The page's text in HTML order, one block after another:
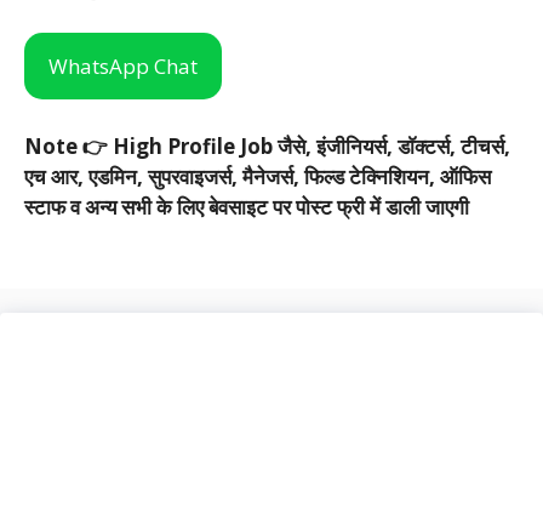
WhatsApp Chat
Note 👉 High Profile Job जैसे, इंजीनियर्स, डाॅक्टर्स, टीचर्स,
एच आर, एडमिन, सुपरवाइजर्स, मैनेजर्स, फिल्ड टेक्निशियन, ऑफिस
स्टाफ व अन्य सभी के लिए बेवसाइट पर पोस्ट फ्री में डाली जाएगी